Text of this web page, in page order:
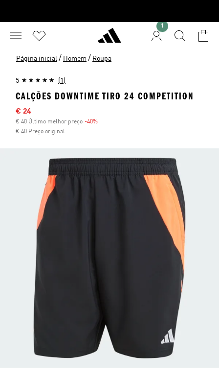
1
Página inicial / Homem / Roupa
5 (1)
CALÇÕES DOWNTIME TIRO 24 COMPETITION
Preço com desconto
€ 24
€ 40 Último melhor preço -40%
€ 40 Preço original